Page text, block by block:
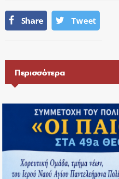
Share Tweet
Περισσότερα